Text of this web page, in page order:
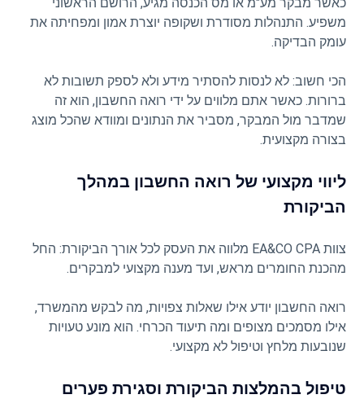
משפיע. התנהלות מסודרת ושקופה יוצרת אמון ומפחיתה את
עומק הבדיקה.
הכי חשוב: לא לנסות להסתיר מידע ולא לספק תשובות לא
ברורות. כאשר אתם מלווים על ידי רואה החשבון, הוא זה
שמדבר מול המבקר, מסביר את הנתונים ומוודא שהכל מוצג
בצורה מקצועית.
ליווי מקצועי של רואה החשבון במהלך
הביקורת
צוות EA&CO CPA מלווה את העסק לכל אורך הביקורת: החל
מהכנת החומרים מראש, ועד מענה מקצועי למבקרים.
רואה החשבון יודע אילו שאלות צפויות, מה לבקש מהמשרד,
אילו מסמכים מצופים ומה תיעוד הכרחי. הוא מונע טעויות
שנובעות מלחץ וטיפול לא מקצועי.
טיפול בהמלצות הביקורת וסגירת פערים